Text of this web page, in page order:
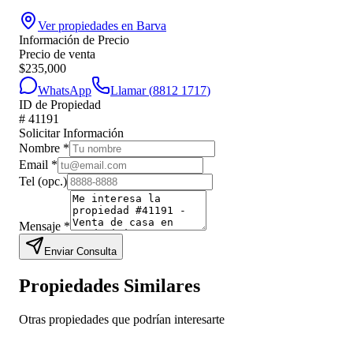
Ver propiedades en Barva
Información de Precio
Precio de venta
$235,000
WhatsApp
Llamar (8812 1717)
ID de Propiedad
# 41191
Solicitar Información
Nombre *
Email *
Tel (opc.)
Mensaje *
Enviar Consulta
Propiedades Similares
Otras propiedades que podrían interesarte